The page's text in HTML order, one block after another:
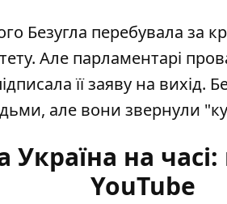
Безугла перебувала за
. Але парламентарі
її заяву на вихід.
але вони звернули
Україна на
YouTube